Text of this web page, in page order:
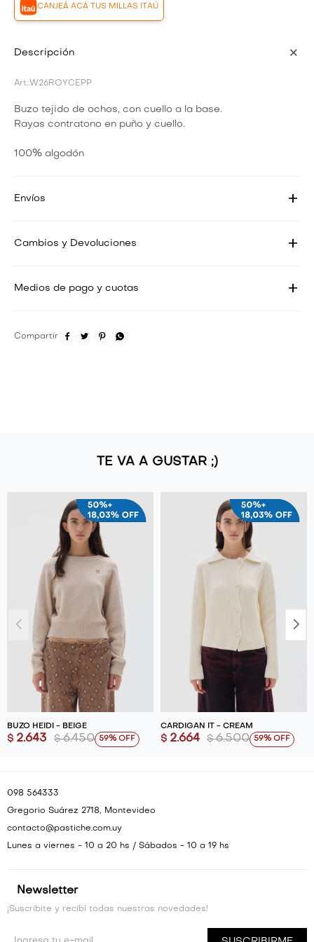
CANJEÁ ACÁ TUS MILLAS ITAÚ
Descripción
W26ROYCEPP
Buzo tejido de ochos, con cuello a la base.
Rayas contratono en puño y cuello.
100% algodón
Envíos
Cambios y Devoluciones
Medios de pago y cuotas
   
TE VA A GUSTAR ;)
BUZO HEIDI - BEIGE
$ 2.643 $ 6.450 59
CARDIGAN IT - CREAM
$ 2.664 $ 6.500 59
Newsletter
¡Suscribite y recibí todas nuestras novedades!
098 564333
Gregorio Suárez 2718, Montevideo
contacto@pastiche.com.uy
Lunes a viernes - 10 a 20 hs / Sábados - 10 a 19 hs